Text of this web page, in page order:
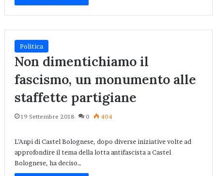
Politica
Non dimentichiamo il
fascismo, un monumento alle
staffette partigiane
19 Settembre 2018 0 404
L’Anpi di Castel Bolognese, dopo diverse iniziative volte ad
approfondire il tema della lotta antifascista a Castel
Bolognese, ha deciso…